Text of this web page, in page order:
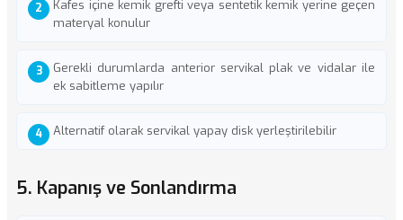
Kafes içine kemik grefti veya sentetik kemik yerine geçen
materyal konulur
Gerekli durumlarda anterior servikal plak ve vidalar ile
ek sabitleme yapılır
Alternatif olarak servikal yapay disk yerleştirilebilir
5. Kapanış ve Sonlandırma